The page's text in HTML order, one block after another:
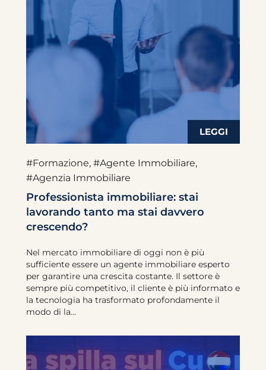
#Formazione, #Agente Immobiliare,
#Agenzia Immobiliare
Professionista immobiliare: stai
lavorando tanto ma stai davvero
crescendo?
Nel mercato immobiliare di oggi non è più
sufficiente essere un agente immobiliare esperto
per garantire una crescita costante. Il settore è
sempre più competitivo, il cliente è più informato e
la tecnologia ha trasformato profondamente il
modo di la...